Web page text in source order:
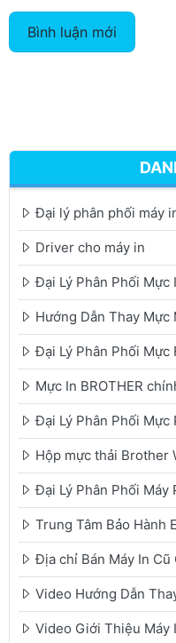
Bình luận mới
Đại lý phân phối máy
Driver cho máy in
Đại Lý Phân Phối Mực
Hướng Dẫn Thay Mực
Đại Lý Phân Phối Mực
Mực In BROTHER
Đại Lý Phân Phối
Hộp mực thải Brother
Đại Lý Phân Phối Máy
Trung Tâm Bảo Hành
Địa chỉ Bán Máy In Cũ
Video Hướng Dẫn
Video Giới Thiệu Máy